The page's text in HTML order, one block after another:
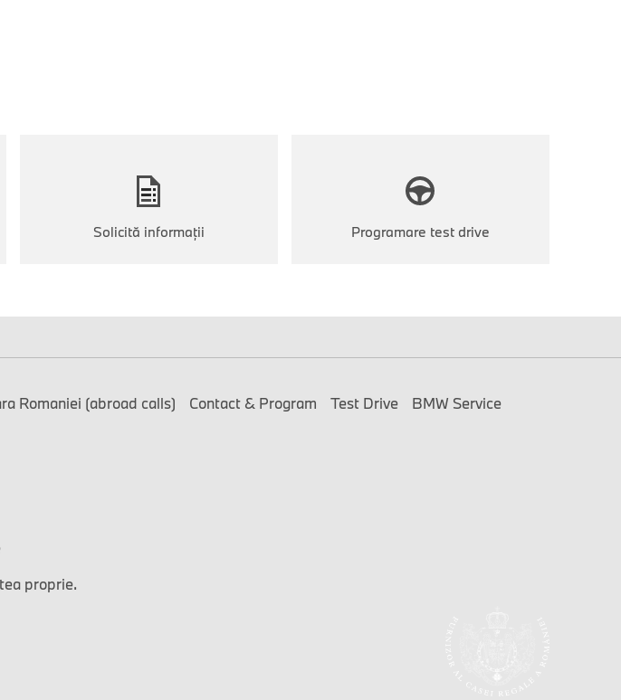
Solicită informaţii Programare test drive
Romaniei (abroad calls) Contact & Program Test Drive
BMW Service
proprie.